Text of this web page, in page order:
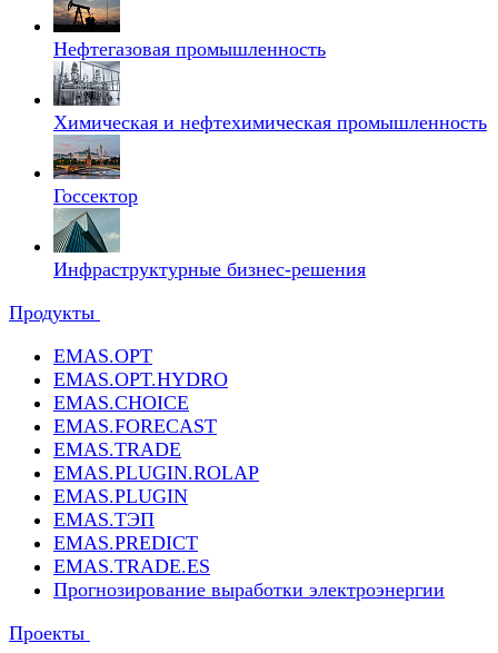
Нефтегазовая промышленность
Химическая и нефтехимическая промышленность
Госсектор
Инфраструктурные бизнес-решения
Продукты
EMAS.OPT
EMAS.OPT.HYDRO
EMAS.CHOICE
EMAS.FORECAST
EMAS.TRADE
EMAS.PLUGIN.ROLAP
EMAS.PLUGIN
EMAS.ТЭП
EMAS.PREDICT
EMAS.TRADE.ES
Прогнозирование выработки электроэнергии
Проекты